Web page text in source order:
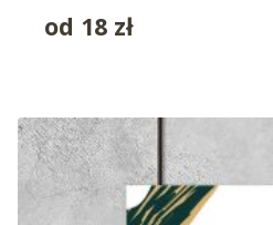
od 18 zł